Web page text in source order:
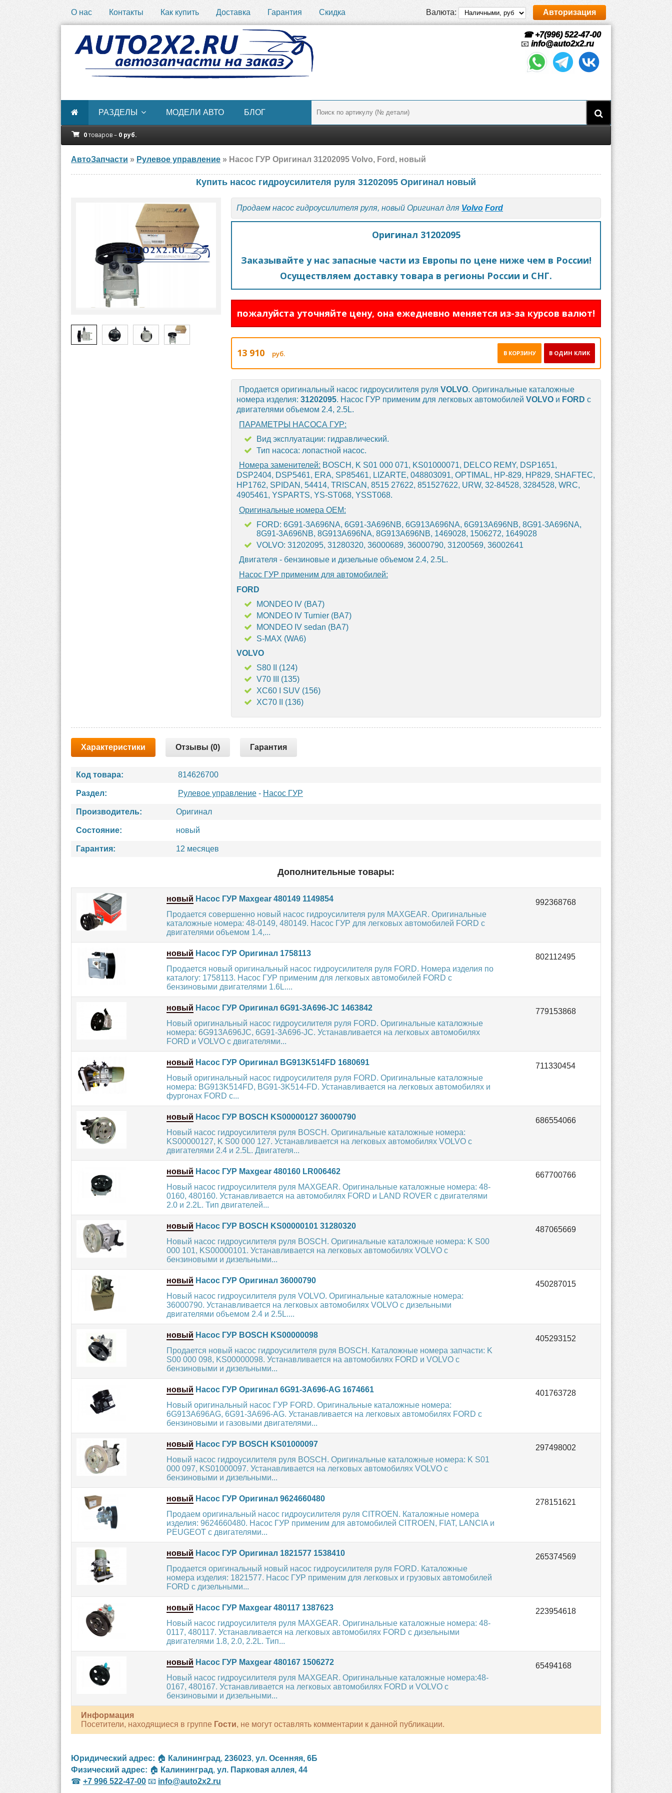
О нас Контакты Как купить Доставка Гарантия Скидка Валюта: Авторизация
☎ +7(996) 522-47-00
📧 info@auto2x2.ru
РАЗДЕЛЫ МОДЕЛИ АВТО БЛОГ
0товаров – 0 руб.
АвтоЗапчасти » Рулевое управление » Насос ГУР Оригинал 31202095 Volvo, Ford, новый
Купить насос гидроусилителя руля 31202095 Оригинал новый
Продаем насос гидроусилителя руля, новый Оригинал для Volvo Ford
Оригинал 31202095
Заказывайте у нас запасные части из Европы по цене ниже чем в России!
Осуществляем доставку товара в регионы России и СНГ.
пожалуйста уточняйте цену, она ежедневно меняется из-за курсов валют!
13 910 руб. В ОДИН КЛИК
В КОРЗИНУ
Продается оригинальный насос гидроусилителя руля VOLVO. Оригинальные каталожные
номера изделия: 31202095. Насос ГУР применим для легковых автомобилей VOLVO и FORD с
двигателями объемом 2.4, 2.5L.
ПАРАМЕТРЫ НАСОСА ГУР:
Вид эксплуатации: гидравлический.
Тип насоса: лопастной насос.
Номера заменителей: BOSCH, K S01 000 071, KS01000071, DELCO REMY, DSP1651,
DSP2404, DSP5461, ERA, SP85461, LIZARTE, 048803091, OPTIMAL, HP-829, HP829, SHAFTEC,
HP1762, SPIDAN, 54414, TRISCAN, 8515 27622, 851527622, URW, 32-84528, 3284528, WRC,
4905461, YSPARTS, YS-ST068, YSST068.
Оригинальные номера OEM:
FORD: 6G91-3A696NA, 6G91-3A696NB, 6G913A696NA, 6G913A696NB, 8G91-3A696NA,
8G91-3A696NB, 8G913A696NA, 8G913A696NB, 1469028, 1506272, 1649028
VOLVO: 31202095, 31280320, 36000689, 36000790, 31200569, 36002641
Двигателя - бензиновые и дизельные объемом 2.4, 2.5L.
Насос ГУР применим для автомобилей:
FORD
MONDEO IV (BA7)
MONDEO IV Turnier (BA7)
MONDEO IV sedan (BA7)
S-MAX (WA6)
VOLVO
S80 II (124)
V70 III (135)
XC60 I SUV (156)
XC70 II (136)
Характеристики Отзывы (0) Гарантия
Код товара: 814626700
Раздел: Рулевое управление - Насос ГУР
Производитель: Оригинал
Состояние: новый
Гарантия: 12 месяцев
Дополнительные товары:
новый Насос ГУР Maxgear 480149 1149854
Продается совершенно новый насос гидроусилителя руля MAXGEAR. Оригинальные
каталожные номера: 48-0149, 480149. Насос ГУР для легковых автомобилей FORD с
двигателями объемом 1.4,...
новый Насос ГУР Оригинал 1758113
Продается новый оригинальный насос гидроусилителя руля FORD. Номера изделия по
каталогу: 1758113. Насос ГУР применим для легковых автомобилей FORD с
бензиновыми двигателями 1.6L....
новый Насос ГУР Оригинал 6G91-3A696-JC 1463842
Новый оригинальный насос гидроусилителя руля FORD. Оригинальные каталожные
номера: 6G913A696JC, 6G91-3A696-JC. Устанавливается на легковых автомобилях
FORD и VOLVO с двигателями...
новый Насос ГУР Оригинал BG913K514FD 1680691
Новый оригинальный насос гидроусилителя руля FORD. Оригинальные каталожные
номера: BG913K514FD, BG91-3K514-FD. Устанавливается на легковых автомобилях и
фургонах FORD с...
новый Насос ГУР BOSCH KS00000127 36000790
Новый насос гидроусилителя руля BOSCH. Оригинальные каталожные номера:
KS00000127, K S00 000 127. Устанавливается на легковых автомобилях VOLVO с
двигателями 2.4 и 2.5L. Двигателя...
новый Насос ГУР Maxgear 480160 LR006462
Новый насос гидроусилителя руля MAXGEAR. Оригинальные каталожные номера: 48-
0160, 480160. Устанавливается на автомобилях FORD и LAND ROVER с двигателями
2.0 и 2.2L. Тип двигателей...
новый Насос ГУР BOSCH KS00000101 31280320
Новый насос гидроусилителя руля BOSCH. Оригинальные каталожные номера: K S00
000 101, KS00000101. Устанавливается на легковых автомобилях VOLVO с
бензиновыми и дизельными...
новый Насос ГУР Оригинал 36000790
Новый насос гидроусилителя руля VOLVO. Оригинальные каталожные номера:
36000790. Устанавливается на легковых автомобилях VOLVO с дизельными
двигателями объемом 2.4 и 2.5L....
новый Насос ГУР BOSCH KS00000098
Продается новый насос гидроусилителя руля BOSCH. Каталожные номера запчасти: K
S00 000 098, KS00000098. Устанавливается на автомобилях FORD и VOLVO с
бензиновыми и дизельными...
новый Насос ГУР Оригинал 6G91-3A696-AG 1674661
Новый оригинальный насос ГУР FORD. Оригинальные каталожные номера:
6G913A696AG, 6G91-3A696-AG. Устанавливается на легковых автомобилях FORD с
бензиновыми и газовыми двигателями...
новый Насос ГУР BOSCH KS01000097
Новый насос гидроусилителя руля BOSCH. Оригинальные каталожные номера: K S01
000 097, KS01000097. Устанавливается на легковых автомобилях VOLVO с
бензиновыми и дизельными...
новый Насос ГУР Оригинал 9624660480
Продаем оригинальный насос гидроусилителя руля CITROEN. Каталожные номера
изделия: 9624660480. Насос ГУР применим для автомобилей CITROEN, FIAT, LANCIA и
PEUGEOT с двигателями...
новый Насос ГУР Оригинал 1821577 1538410
Продается оригинальный новый насос гидроусилителя руля FORD. Каталожные
номера изделия: 1821577. Насос ГУР применим для легковых и грузовых автомобилей
FORD с дизельными...
новый Насос ГУР Maxgear 480117 1387623
Новый насос гидроусилителя руля MAXGEAR. Оригинальные каталожные номера: 48-
0117, 480117. Устанавливается на легковых автомобилях FORD с дизельными
двигателями 1.8, 2.0, 2.2L. Тип...
новый Насос ГУР Maxgear 480167 1506272
Новый насос гидроусилителя руля MAXGEAR. Оригинальные каталожные номера:48-
0167, 480167. Устанавливается на легковых автомобилях FORD и VOLVO с
бензиновыми и дизельными...
Информация
Посетители, находящиеся в группе Гости, не могут оставлять комментарии к данной публикации.
Юридический адрес: 🏠 Калининград, 236023, ул. Осенняя, 6Б
Физический адрес: 🏠 Калининград, ул. Парковая аллея, 44
☎ +7 996 522-47-00 📧 info@auto2x2.ru